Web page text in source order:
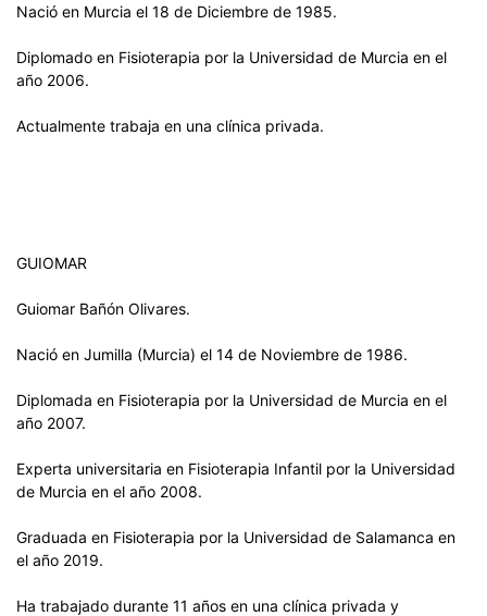
Nació en Murcia el 18 de Diciembre de 1985.
Diplomado en Fisioterapia por la Universidad de Murcia en el
año 2006.
Actualmente trabaja en una clínica privada.
GUIOMAR
Guiomar Bañón Olivares.
Nació en Jumilla (Murcia) el 14 de Noviembre de 1986.
Diplomada en Fisioterapia por la Universidad de Murcia en el
año 2007.
Experta universitaria en Fisioterapia Infantil por la Universidad
de Murcia en el año 2008.
Graduada en Fisioterapia por la Universidad de Salamanca en
el año 2019.
Ha trabajado durante 11 años en una clínica privada y